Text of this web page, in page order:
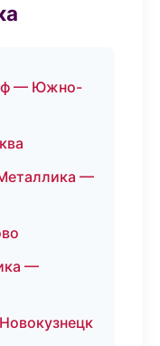
— Южно-
—
—